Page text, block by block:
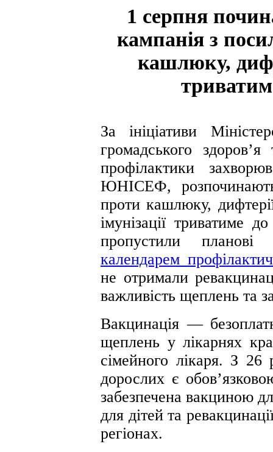
1 серпня
кампанія з
кашлюку,
За ініціативи
громадського
профілактики
ЮНІСЕФ, розпочинають
проти кашлюку,
імунізації триватиме
пропустили
календарем
не отримали
важливість щеплень та
Вакцинація —
щеплень у лікарнях
сімейного лікаря. З 26
дорослих є
забезпечена вакциною
для дітей та
регіонах.